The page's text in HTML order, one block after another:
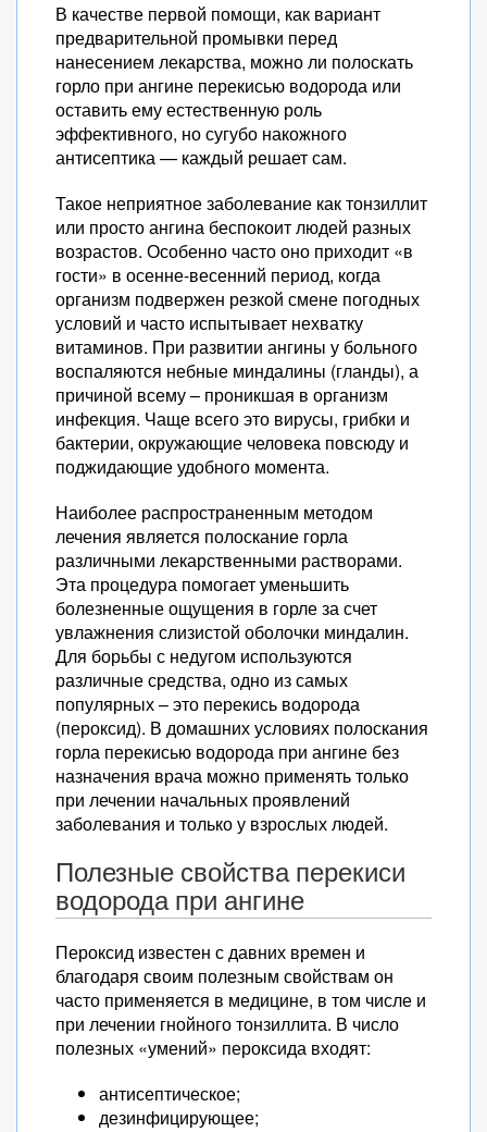
В качестве первой помощи, как вариант
предварительной промывки перед
нанесением лекарства, можно ли полоскать
горло при ангине перекисью водорода или
оставить ему естественную роль
эффективного, но сугубо накожного
антисептика — каждый решает сам.
Такое неприятное заболевание как тонзиллит
или просто ангина беспокоит людей разных
возрастов. Особенно часто оно приходит «в
гости» в осенне-весенний период, когда
организм подвержен резкой смене погодных
условий и часто испытывает нехватку
витаминов. При развитии ангины у больного
воспаляются небные миндалины (гланды), а
причиной всему – проникшая в организм
инфекция. Чаще всего это вирусы, грибки и
бактерии, окружающие человека повсюду и
поджидающие удобного момента.
Наиболее распространенным методом
лечения является полоскание горла
различными лекарственными растворами.
Эта процедура помогает уменьшить
болезненные ощущения в горле за счет
увлажнения слизистой оболочки миндалин.
Для борьбы с недугом используются
различные средства, одно из самых
популярных – это перекись водорода
(пероксид). В домашних условиях полоскания
горла перекисью водорода при ангине без
назначения врача можно применять только
при лечении начальных проявлений
заболевания и только у взрослых людей.
Полезные свойства перекиси
водорода при ангине
Пероксид известен с давних времен и
благодаря своим полезным свойствам он
часто применяется в медицине, в том числе и
при лечении гнойного тонзиллита. В число
полезных «умений» пероксида входят:
антисептическое;
дезинфицирующее;